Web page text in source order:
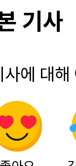
기사
사에 대